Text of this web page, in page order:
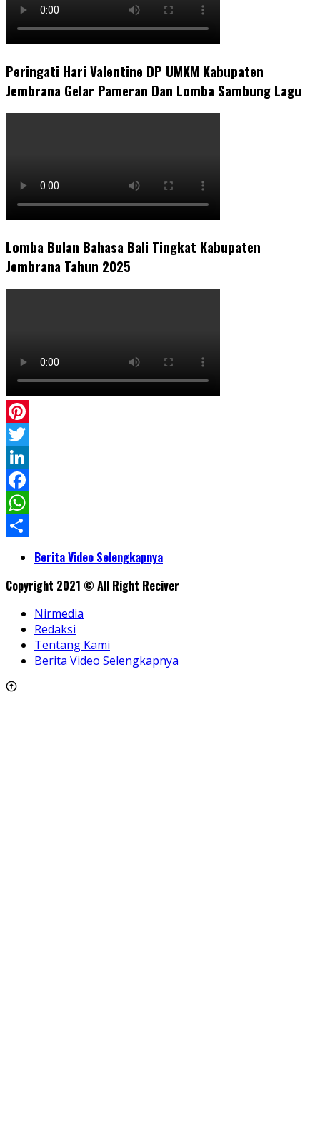
Peringati Hari Valentine DP UMKM Kabupaten
Jembrana Gelar Pameran Dan Lomba Sambung Lagu
Lomba Bulan Bahasa Bali Tingkat Kabupaten
Jembrana Tahun 2025
Pinterest
Twitter
LinkedIn
Facebook
WhatsApp
ShareBerita Video Selengkapnya
Copyright 2021 © All Right Reciver
Nirmedia
Redaksi
Tentang Kami
Berita Video Selengkapnya